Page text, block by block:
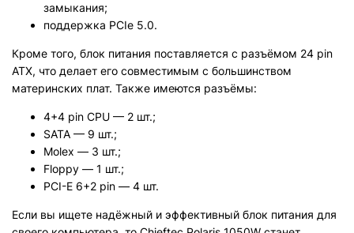
замыкания;
поддержка PCIe 5.0.
Кроме того, блок питания поставляется с разъёмом 24 pin
ATX, что делает его совместимым с большинством
материнских плат. Также имеются разъёмы:
4+4 pin CPU — 2 шт.;
SATA — 9 шт.;
Molex — 3 шт.;
Floppy — 1 шт.;
PCI-E 6+2 pin — 4 шт.
Если вы ищете надёжный и эффективный блок питания для